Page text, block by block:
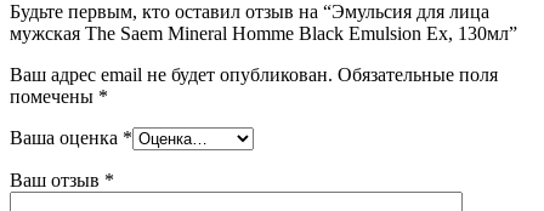
Будьте первым, кто оставил отзыв на “Эмульсия для лица
мужская The Saem Mineral Homme Black Emulsion Ex, 130мл”
Ваш адрес email не будет опубликован. Обязательные поля
помечены *
Ваша оценка *
Ваш отзыв *